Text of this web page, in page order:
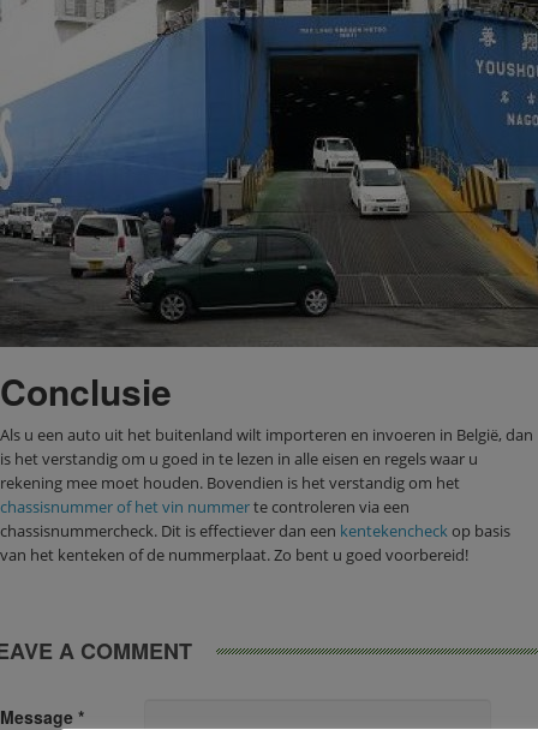
Conclusie
Als u een auto uit het buitenland wilt importeren en invoeren in België, dan
is het verstandig om u goed in te lezen in alle eisen en regels waar u
rekening mee moet houden. Bovendien is het verstandig om het
chassisnummer of het vin nummerte controleren via een
chassisnummercheck. Dit is effectiever dan een kentekencheckop basis
van het kenteken of de nummerplaat. Zo bent u goed voorbereid!
A COMMENT
Message *